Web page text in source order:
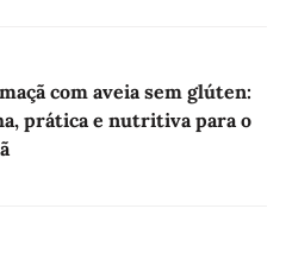
com aveia sem glúten:
prática e nutritiva para o